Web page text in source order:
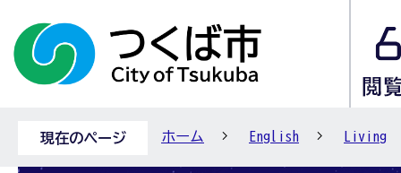
現在のページ ホーム English Living